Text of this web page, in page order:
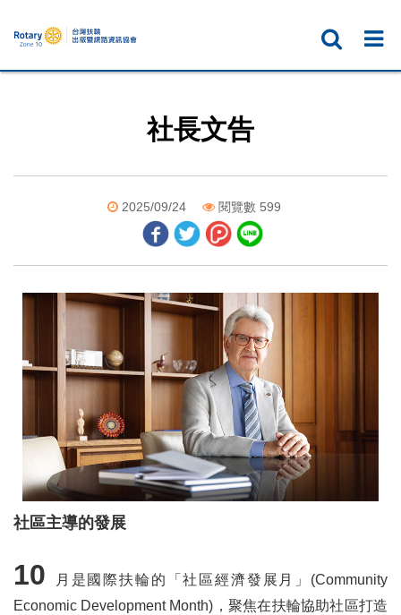
社長文告
2025/09/24 閱覽數 599
社區主導的發展
10
月是國際扶輪的「社區經濟發展月」(Community
Economic Development Month)，聚焦在扶輪協助社區打造